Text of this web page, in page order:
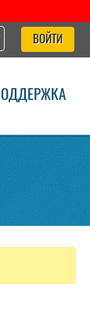
ВОЙТИ
ПОДДЕРЖКА